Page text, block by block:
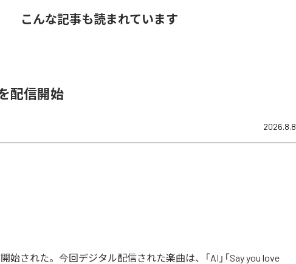
こんな記事も読まれています
配信開始
2026.8.8
始された。今回デジタル配信された楽曲は、「AI」「Say you love